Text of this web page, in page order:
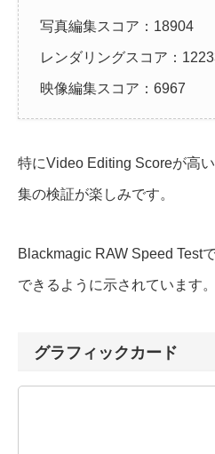
写真編集スコア：18904
レンダリングスコア：
映像編集スコア：6967
特にVideo Editing Scoreが高
集の検証が楽しみです。
Blackmagic RAW Speed Test
できるように示されています。
グラフィックカード